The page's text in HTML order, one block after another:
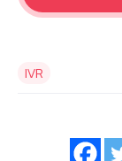
IVR